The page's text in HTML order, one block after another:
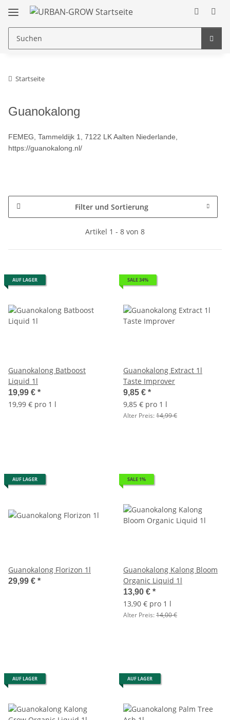
Startseite
Guanokalong
FEMEG, Tammeldijk 1
, 7122 LK Aalten Niederlande,
https://guanokalong.nl/
Filter und Sortierung
Artikel 1 - 8 von 8
AUF LAGER
Guanokalong Batboost
Liquid 1l
19,99 € *
19,99 € pro 1 l
SALE 34%
Guanokalong Extract 1l
Taste Improver
9,85 € *
9,85 € pro 1 l
Alter Preis:14,99 €
AUF LAGER
Guanokalong Florizon 1l
29,99 € *
SALE 1%
Guanokalong Kalong Bloom
Organic Liquid 1l
13,90 € *
13,90 € pro 1 l
Alter Preis:14,00 €
AUF LAGER AUF LAGER